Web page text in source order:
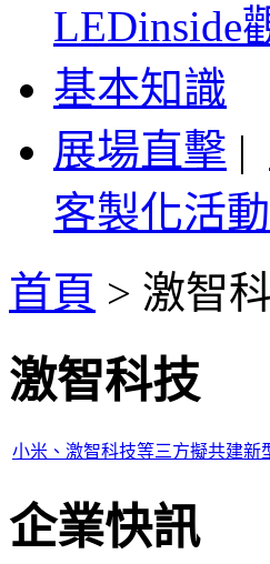
LEDinside
基本知識
展場直擊 |
客製化活動
首頁 > 激智
激智科技
小米、激智科技等三方擬共建新
企業快訊